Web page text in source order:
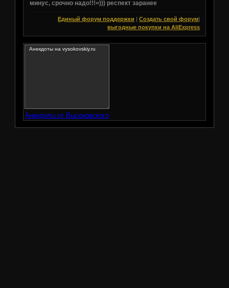
минус, срочно надо!!!=))) респект заранее
Единый форум поддержки |Создать свой форум
выгодные покупки на AliExpress
Анекдоты от Высоковского